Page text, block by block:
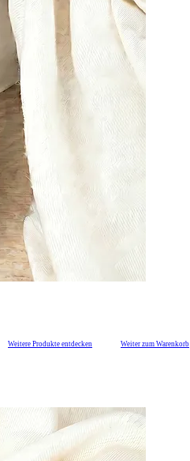
Weitere Produkte entdecken Weiter zum Warenkorb